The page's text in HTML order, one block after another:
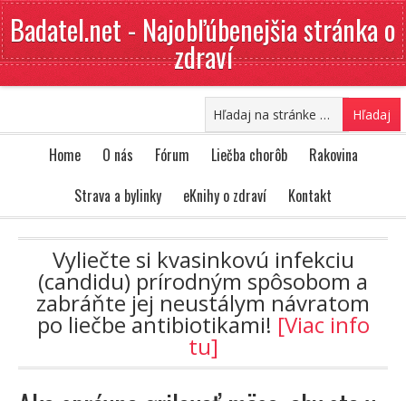
Badatel.net - Najobľúbenejšia stránka o
zdraví
Home O nás Fórum Liečba chorôb
Rakovina
Strava a bylinky
eKnihy o zdraví Kontakt
Vyliečte si kvasinkovú infekciu
(candidu) prírodným spôsobom a
zabráňte jej neustálym návratom
po liečbe antibiotikami! [Viac info
tu]